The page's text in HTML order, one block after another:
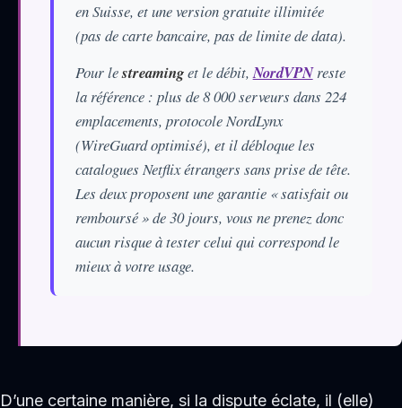
en Suisse, et une version gratuite illimitée
(pas de carte bancaire, pas de limite de data).
Pour lestreaminget le débit,NordVPNreste
la référence : plus de 8 000 serveurs dans 224
emplacements, protocole NordLynx
(WireGuard optimisé), et il débloque les
catalogues Netflix étrangers sans prise de tête.
Les deux proposent une garantie « satisfait ou
remboursé » de 30 jours, vous ne prenez donc
aucun risque à tester celui qui correspond le
mieux à votre usage.
D’une certaine manière, si la dispute éclate, il (elle)